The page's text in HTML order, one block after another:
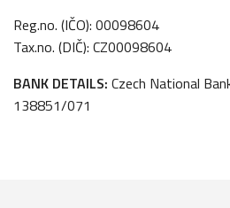
Reg.no. (IČO): 00098604
Tax.no. (DIČ): CZ00098604
BANK DETAILS: Czech National
138851/071